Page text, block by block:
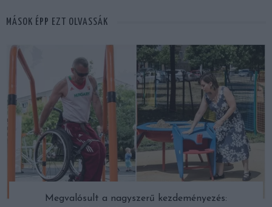
MÁSOK ÉPP EZT OLVASSÁK
Megvalósult a nagyszerű kezdeményezés: